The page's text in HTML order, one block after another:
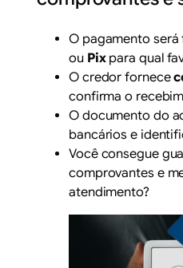
O pagamento
ou Pixpara qual
O credor fornece
confirma o
O documento do
bancários e
Você consegue
comprovantes e
atendimento?